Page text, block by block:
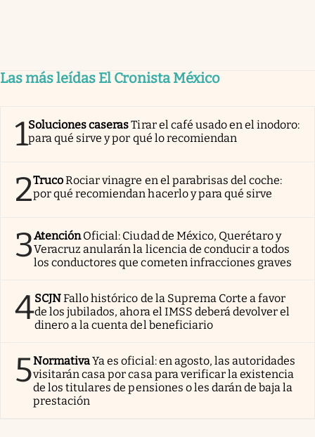
Las más leídas El Cronista México
1Soluciones caserasTirar el café usado en el inodoro:
para qué sirve y por qué lo recomiendan
2TrucoRociar vinagre en el parabrisas del coche:
por qué recomiendan hacerlo y para qué sirve
3AtenciónOficial: Ciudad de México, Querétaro y
Veracruz anularán la licencia de conducir a todos
los conductores que cometen infracciones graves
4SCJNFallo histórico de la Suprema Corte a favor
de los jubilados, ahora el IMSS deberá devolver el
dinero a la cuenta del beneficiario
5NormativaYa es oficial: en agosto, las autoridades
visitarán casa por casa para verificar la existencia
de los titulares de pensiones o les darán de baja la
prestación